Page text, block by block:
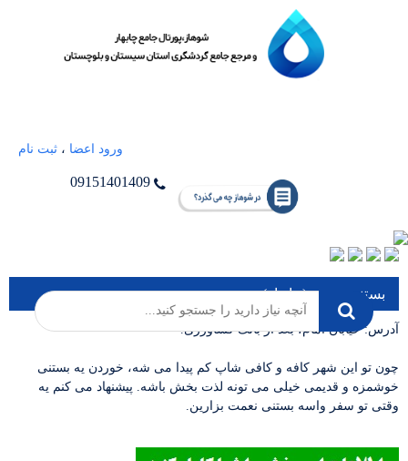
ثبت نام ، ورود اعضا
بستنی نعمت (چابهار)
آدرس: خیابان امام، بعد از بانک کشاورزی.
چون تو این شهر کافه و کافی شاپ کم پیدا می شه، خوردن یه بستنی
خوشمزه و قدیمی خیلی می تونه لذت بخش باشه. پیشنهاد می کنم یه
وقتی تو سفر واسه بستنی نعمت بزارین.